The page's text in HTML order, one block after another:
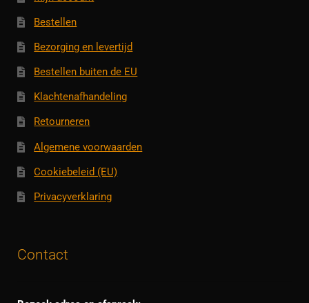
Bestellen
Bezorging en levertijd
Bestellen buiten de EU
Klachtenafhandeling
Retourneren
Algemene voorwaarden
Cookiebeleid (EU)
Privacyverklaring
Contact